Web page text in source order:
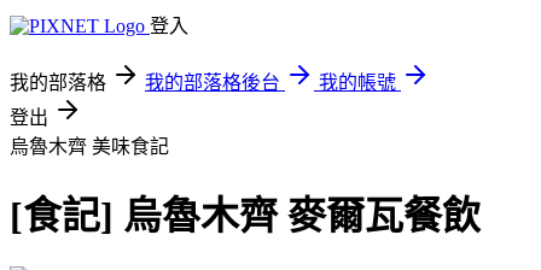
登入
我的部落格 我的部落格後台
我的帳號
登出
烏魯木齊 美味食記
[食記] 烏魯木齊 麥爾瓦餐飲